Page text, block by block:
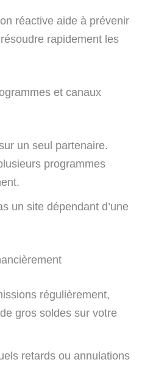
réactive aide à prévenir
rapidement les
et canaux
un seul partenaire.
programmes
un site dépendant d’une
régulièrement,
gros soldes sur votre
retards ou annulations